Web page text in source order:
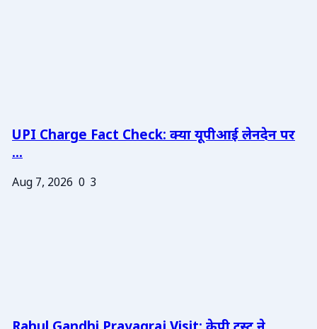
UPI Charge Fact Check: क्या यूपीआई लेनदेन पर
...
Aug 7, 2026 0 3